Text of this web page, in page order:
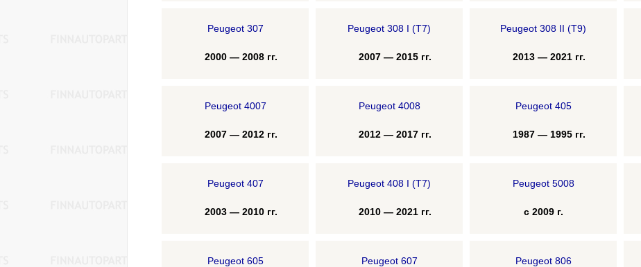
Peugeot 307
2000 — 2008 гг.
Peugeot 308 I (T7)
2007 — 2015 гг.
Peugeot 308 II (T9)
2013 — 2021 гг.
Peugeot 4007
2007 — 2012 гг.
Peugeot 4008
2012 — 2017 гг.
Peugeot 405
1987 — 1995 гг.
Peugeot 407
2003 — 2010 гг.
Peugeot 408 I (T7)
2010 — 2021 гг.
Peugeot 5008
с 2009 г.
Peugeot 605 Peugeot 607 Peugeot 806